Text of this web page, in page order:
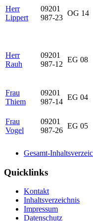
Herr
Lippert
09201
987-23
OG 14
Herr
Rauh
09201
987-12
EG 08
Frau
Thiem
09201
987-14
EG 04
Frau
Vogel
09201
987-26
EG 05
Gesamt-
Quicklinks
Kontakt
Inhaltsverzeichnis
Impressum
Datenschutz